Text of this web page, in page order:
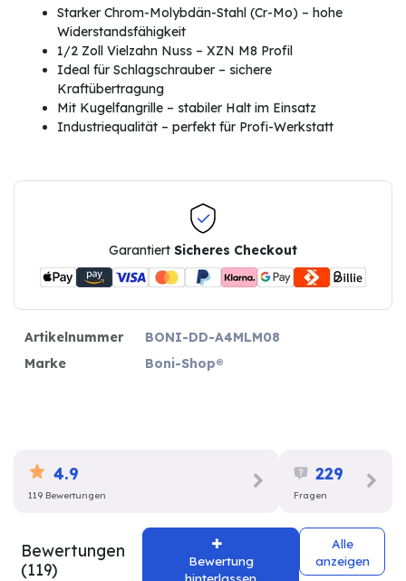
Starker Chrom-Molybdän-Stahl (Cr-Mo) – hohe
Widerstandsfähigkeit
1/2 Zoll Vielzahn Nuss – XZN M8 Profil
Ideal für Schlagschrauber – sichere
Kraftübertragung
Mit Kugelfangrille – stabiler Halt im Einsatz
Industriequalität – perfekt für Profi-Werkstatt
Garantiert Sicheres Checkout
Artikelnummer
BONI-DD-A4MLM08
Marke
Boni-Shop®
4.9
119 Bewertungen
229
Fragen
Bewertungen
(119)
Bewertung
hinterlassen
Alle
anzeigen